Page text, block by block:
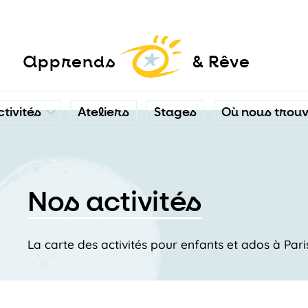
apprends & Rêve
Ateliers Stages Où nous
Nos activités
La carte des activités pour enfants et ados à